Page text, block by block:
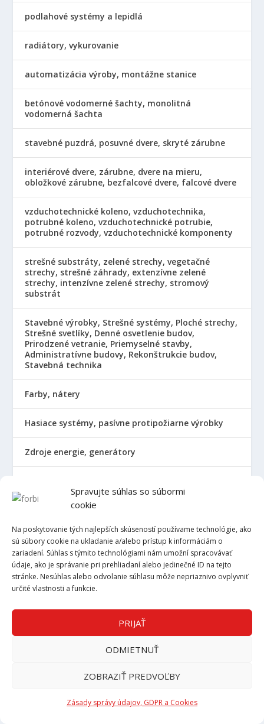
Spravujte súhlas so súbormi
cookie
Na poskytovanie tých najlepších skúseností používame technológie, ako
sú súbory cookie na ukladanie a/alebo prístup k informáciám o
zariadení. Súhlas s týmito technológiami nám umožní spracovávať
údaje, ako je správanie pri prehliadaní alebo jedinečné ID na tejto
stránke. Nesúhlas alebo odvolanie súhlasu môže nepriaznivo ovplyvniť
určité vlastnosti a funkcie.
PRIJAŤ
ODMIETNUŤ
ZOBRAZIŤ PREDVOĽBY
Zásady správy údajov, GDPR a Cookies
podlahové systémy a lepidlá
radiátory, vykurovanie
automatizácia výroby, montážne stanice
betónové vodomerné šachty, monolitná
vodomerná šachta
stavebné puzdrá, posuvné dvere, skryté zárubne
interiérové dvere, zárubne, dvere na mieru,
obložkové zárubne, bezfalcové dvere, falcové dvere
vzduchotechnické koleno, vzduchotechnika,
potrubné koleno, vzduchotechnické potrubie,
potrubné rozvody, vzduchotechnické komponenty
strešné substráty, zelené strechy, vegetačné
strechy, strešné záhrady, extenzívne zelené
strechy, intenzívne zelené strechy, stromový
substrát
Stavebné výrobky, Strešné systémy, Ploché strechy,
Strešné svetlíky, Denné osvetlenie budov,
Prirodzené vetranie, Priemyselné stavby,
Administratívne budovy, Rekonštrukcie budov,
Stavebná technika
Farby, nátery
Hasiace systémy, pasívne protipožiarne výrobky
Zdroje energie, generátory
rekuperácie
sanačné práce
architekotnické služby